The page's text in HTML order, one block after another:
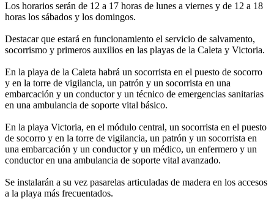
Los horarios serán de 12 a 17 horas de lunes a viernes y de 12 a 18
horas los sábados y los domingos.
Destacar que estará en funcionamiento el servicio de salvamento,
socorrismo y primeros auxilios en las playas de la Caleta y Victoria.
En la playa de la Caleta habrá un socorrista en el puesto de socorro
y en la torre de vigilancia, un patrón y un socorrista en una
embarcación y un conductor y un técnico de emergencias sanitarias
en una ambulancia de soporte vital básico.
En la playa Victoria, en el módulo central, un socorrista en el puesto
de socorro y en la torre de vigilancia, un patrón y un socorrista en
una embarcación y un conductor y un médico, un enfermero y un
conductor en una ambulancia de soporte vital avanzado.
Se instalarán a su vez pasarelas articuladas de madera en los accesos
a la playa más frecuentados.